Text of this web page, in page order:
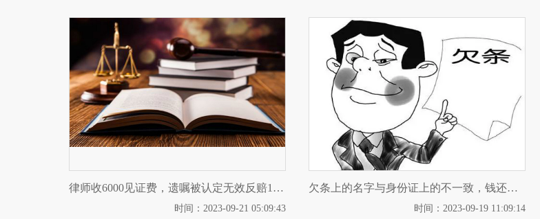
律师收6000见证费，遗嘱被认定无效反赔118万｜附二审判决书
时间：2023-09-21 05:09:43
欠条上的名字与身份证上的不一致，钱还能要回来吗？
时间：2023-09-19 11:09:14